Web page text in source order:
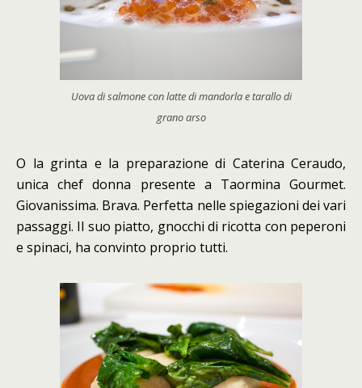
Uova di salmone con latte di mandorla e tarallo di
grano arso
O la grinta e la preparazione di Caterina Ceraudo,
unica chef donna presente a Taormina Gourmet.
Giovanissima. Brava. Perfetta nelle spiegazioni dei vari
passaggi. Il suo piatto, gnocchi di ricotta con peperoni
e spinaci, ha convinto proprio tutti.